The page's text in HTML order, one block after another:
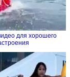
для хорошего